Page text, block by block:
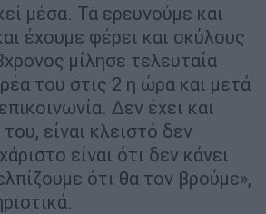
μέσα. Τα ερευνούμε και
έχουμε φέρει και σκύλους
μίλησε τελευταία
του στις 2 η ώρα και μετά
Δεν έχει και
είναι κλειστό δεν
είναι ότι δεν κάνει
ότι θα τον βρούμε»,